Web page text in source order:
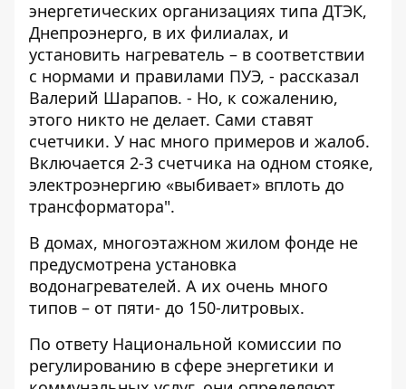
энергетических организациях типа ДТЭК,
Днепроэнерго, в их филиалах, и
установить нагреватель – в соответствии
с нормами и правилами ПУЭ, - рассказал
Валерий Шарапов. - Но, к сожалению,
этого никто не делает. Сами ставят
счетчики. У нас много примеров и жалоб.
Включается 2-3 счетчика на одном стояке,
электроэнергию «выбивает» вплоть до
трансформатора".
В домах, многоэтажном жилом фонде не
предусмотрена установка
водонагревателей. А их очень много
типов – от пяти- до 150-литровых.
По ответу Национальной комиссии по
регулированию в сфере энергетики и